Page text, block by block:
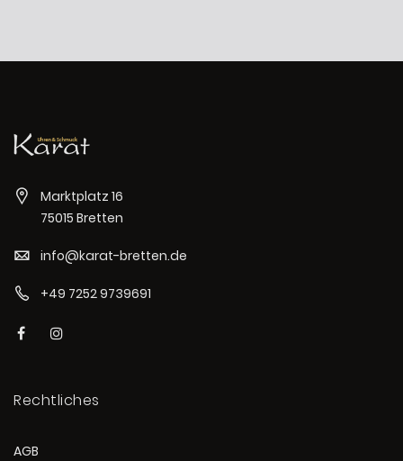
Marktplatz 16
75015 Bretten
info@karat-bretten.de
+49 7252 9739691
Rechtliches
AGB